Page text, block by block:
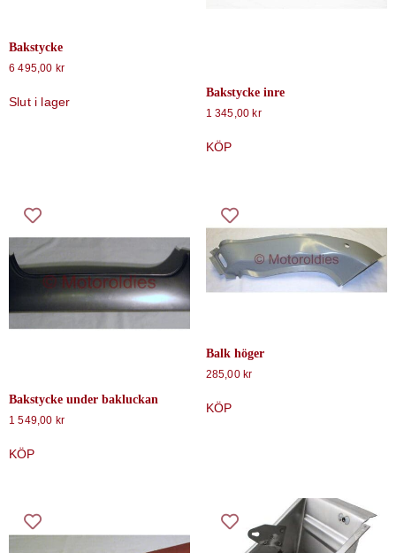
Bakstycke
6 495,00 kr
Slut i lager
Bakstycke inre
1 345,00 kr
KÖP
Bakstycke under bakluckan
1 549,00 kr
KÖP
Balk höger
285,00 kr
KÖP